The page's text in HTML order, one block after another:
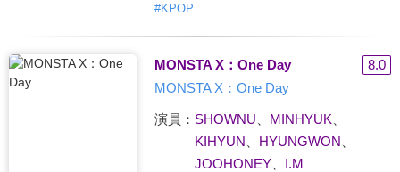
#KPOP
MONSTA X：One Day
8.0
MONSTA X：One Day
演員： SHOWNU MINHYUK
KIHYUN
HYUNGWON
JOOHONEY、 I.M